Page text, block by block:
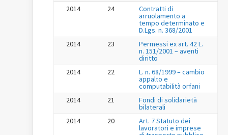
2014
24 Contratti di
arruolamento a
tempo determinato e
D.Lgs. n. 368/2001
2014
23 Permessi ex art. 42 L.
n. 151/2001 – aventi
diritto
2014
22 L. n. 68/1999 – cambio
appalto e
computabilità orfani
2014
21 Fondi di solidarietà
bilaterali
2014
20 Art. 7 Statuto dei
lavoratori e imprese